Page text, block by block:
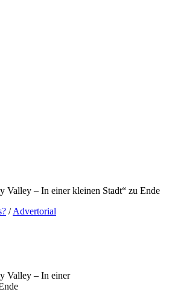
Valley – In einer kleinen Stadt“ zu Ende
/Advertorial
Valley – In einer